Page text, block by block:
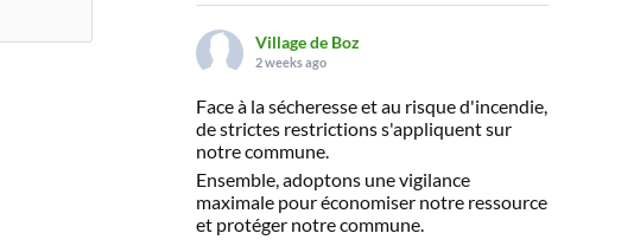
Village de Boz
2 weeks ago
Face à la sécheresse et au risque d'incendie,
de strictes restrictions s'appliquent sur
notre commune.
Ensemble, adoptons une vigilance
maximale pour économiser notre ressource
et protéger notre commune.